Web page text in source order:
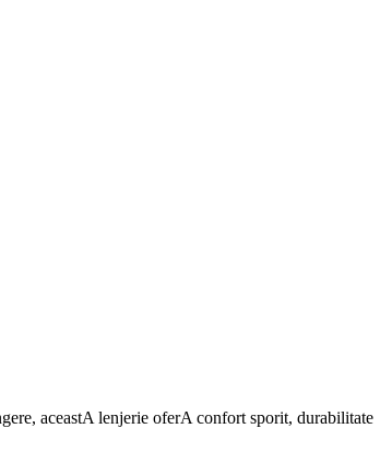
aceastA lenjerie oferA confort sporit, durabilitate